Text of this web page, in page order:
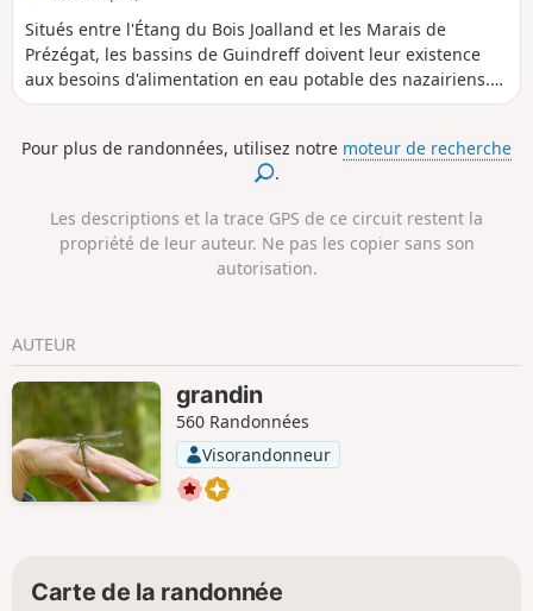
Situés entre l'Étang du Bois Joalland et les Marais de
Prézégat, les bassins de Guindreff doivent leur existence
aux besoins d'alimentation en eau potable des nazairiens.
Si ceux-ci sont désormais pourvu par d'autres sources, il
s'échelonnent entre le contournement routier et les
quartiers nord de St-Nazaire, propose un cadre naturel
Pour plus de randonnées, utilisez notre moteur de recherche
.
Les descriptions et la trace GPS de ce circuit restent la
propriété de leur auteur. Ne pas les copier sans son
autorisation.
AUTEUR
grandin
560 Randonnées
Visorandonneur
Carte de la randonnée